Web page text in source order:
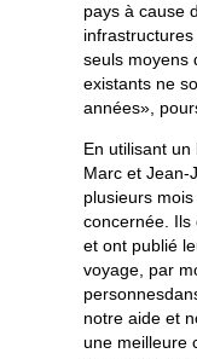
pays à cause
seuls moyens
existants ne
années»,
En utilisant un
Marc et Jean-
plusieurs
concernée. Ils
et ont publié
voyage, par
notre aide et
une meilleure